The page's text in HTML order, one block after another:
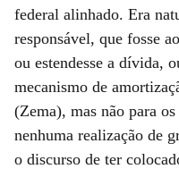
federal alinhado. Era
responsável, que fosse
ou estendesse a dívida,
mecanismo de
(Zema), mas não para
nenhuma realização de
o discurso de ter